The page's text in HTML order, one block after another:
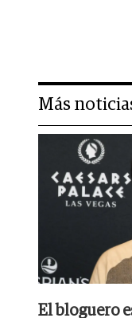
Más
El bloguero